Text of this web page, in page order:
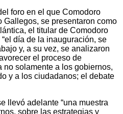
foro en el que Comodoro
Gallegos, se presentaron como
el titular de Comodoro
día de la inauguración, se
y, a su vez, se analizaron
el proceso de
solamente a los gobiernos,
y a los ciudadanos; el debate
llevó adelante “una muestra
sobre las estrategias y